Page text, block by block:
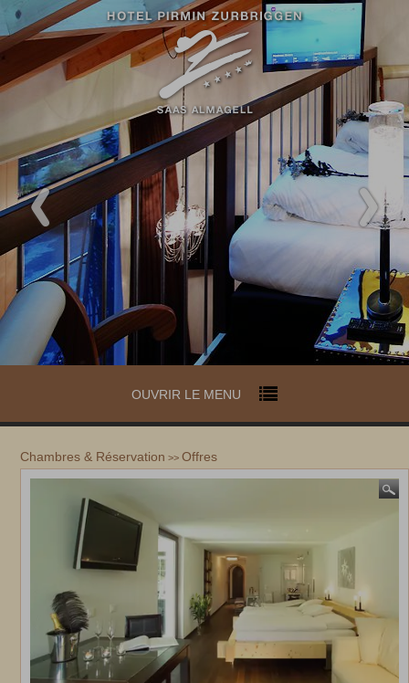
OUVRIR LE MENU
Chambres & Réservation >>Offres